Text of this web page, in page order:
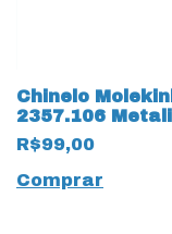
Chinelo
2357.106
Premium 17518
Dourado
R$99,00
Comprar